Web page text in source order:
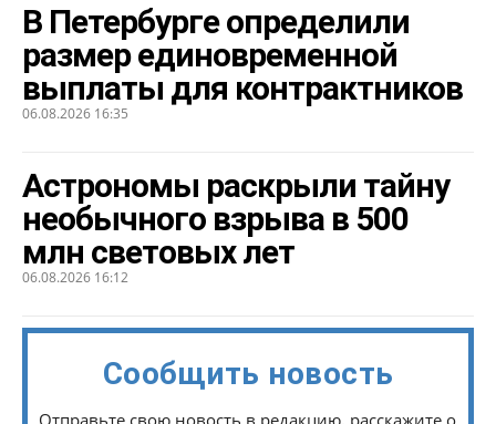
В Петербурге определили
размер единовременной
выплаты для контрактников
06.08.2026 16:35
Астрономы раскрыли тайну
необычного взрыва в 500
млн световых лет
06.08.2026 16:12
Сообщить новость
Отправьте свою новость в редакцию, расскажите о